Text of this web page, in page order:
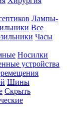
Лампы-
Все
Часы
Носилки
устройства
Шины
Скрыть